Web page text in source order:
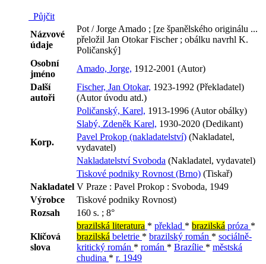
Půjčit
Názvové
údaje
Pot / Jorge Amado ; [ze španělského originálu ...
přeložil Jan Otokar Fischer ; obálku navrhl K.
Poličanský]
Osobní
jméno
Amado, Jorge, 1912-2001 (Autor)
Další
autoři
Fischer, Jan Otokar, 1923-1992 (Překladatel)
(Autor úvodu atd.)
Poličanský, Karel, 1913-1996 (Autor obálky)
Slabý, Zdeněk Karel, 1930-2020 (Dedikant)
Korp.
Pavel Prokop (nakladatelství) (Nakladatel,
vydavatel)
Nakladatelství Svoboda (Nakladatel, vydavatel)
Tiskové podniky Rovnost (Brno) (Tiskař)
Nakladatel V Praze : Pavel Prokop : Svoboda, 1949
Výrobce
Tiskové podniky Rovnost)
Rozsah
160 s. ; 8°
Klíčová
slova
brazilská literatura * překlad * brazilská próza *
brazilská beletrie * brazilský román * sociálně-
kritický román * román * Brazílie * městská
chudina * r. 1949